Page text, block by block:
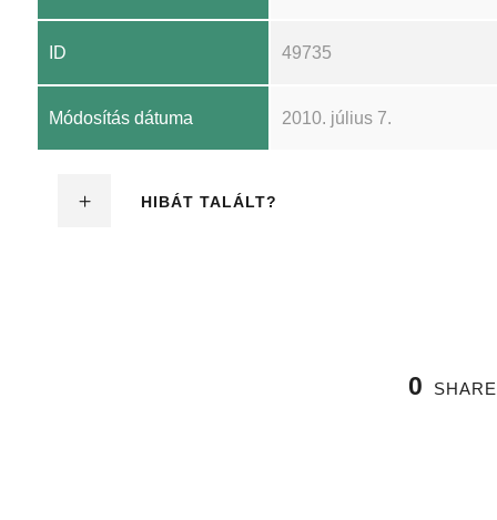
ID 49735
Módosítás dátuma 2010. július 7.
HIBÁT TALÁLT?
0